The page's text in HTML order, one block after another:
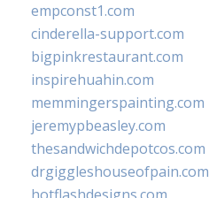
empconst1.com
cinderella-support.com
bigpinkrestaurant.com
inspirehuahin.com
memmingerspainting.com
jeremypbeasley.com
thesandwichdepotcos.com
drgiggleshouseofpain.com